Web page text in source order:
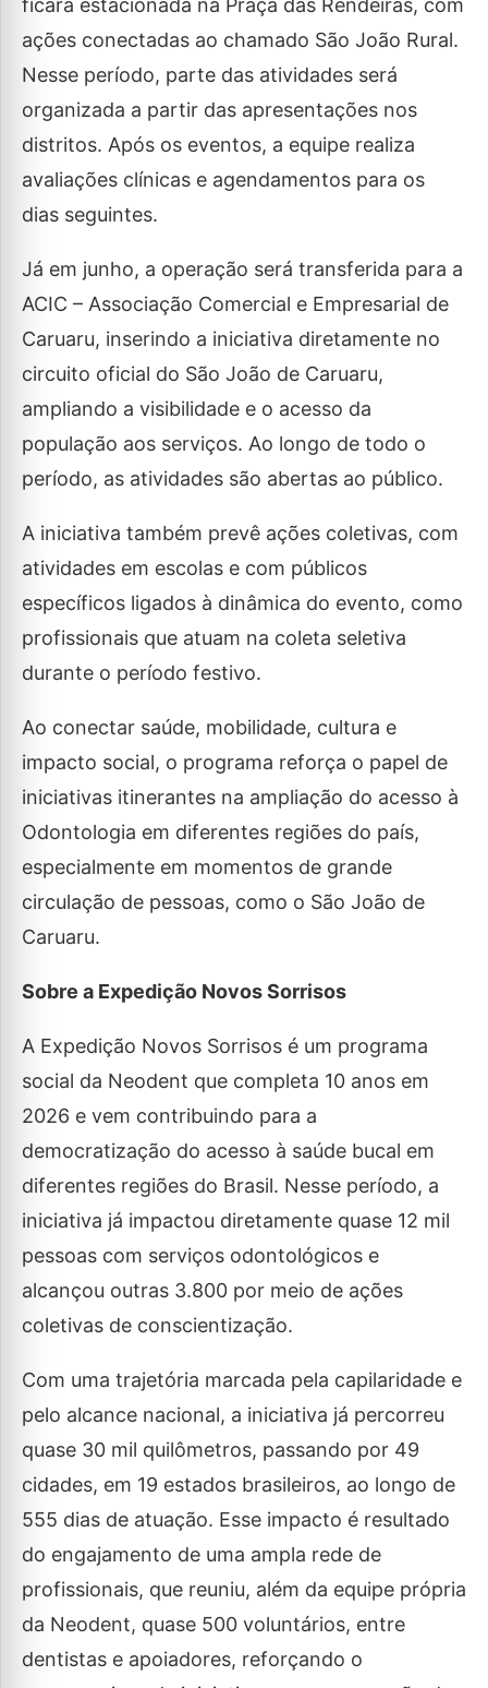
ficará estacionada na Praça das Rendeiras, com
ações conectadas ao chamado São João Rural.
Nesse período, parte das atividades será
organizada a partir das apresentações nos
distritos. Após os eventos, a equipe realiza
avaliações clínicas e agendamentos para os
dias seguintes.
Já em junho, a operação será transferida para a
ACIC – Associação Comercial e Empresarial de
Caruaru, inserindo a iniciativa diretamente no
circuito oficial do São João de Caruaru,
ampliando a visibilidade e o acesso da
população aos serviços. Ao longo de todo o
período, as atividades são abertas ao público.
A iniciativa também prevê ações coletivas, com
atividades em escolas e com públicos
específicos ligados à dinâmica do evento, como
profissionais que atuam na coleta seletiva
durante o período festivo.
Ao conectar saúde, mobilidade, cultura e
impacto social, o programa reforça o papel de
iniciativas itinerantes na ampliação do acesso à
Odontologia em diferentes regiões do país,
especialmente em momentos de grande
circulação de pessoas, como o São João de
Caruaru.
Sobre a Expedição Novos Sorrisos
A Expedição Novos Sorrisos é um programa
social da Neodent que completa 10 anos em
2026 e vem contribuindo para a
democratização do acesso à saúde bucal em
diferentes regiões do Brasil. Nesse período, a
iniciativa já impactou diretamente quase 12 mil
pessoas com serviços odontológicos e
alcançou outras 3.800 por meio de ações
coletivas de conscientização.
Com uma trajetória marcada pela capilaridade e
pelo alcance nacional, a iniciativa já percorreu
quase 30 mil quilômetros, passando por 49
cidades, em 19 estados brasileiros, ao longo de
555 dias de atuação. Esse impacto é resultado
do engajamento de uma ampla rede de
profissionais, que reuniu, além da equipe própria
da Neodent, quase 500 voluntários, entre
dentistas e apoiadores, reforçando o